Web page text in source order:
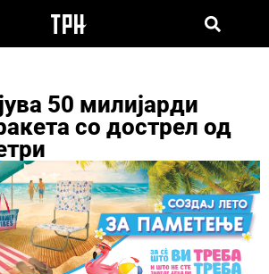
50 милијарди
со дострел од